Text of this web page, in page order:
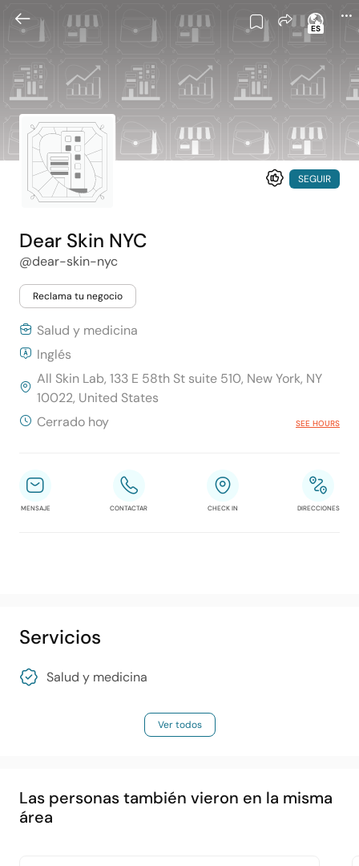
ES
SEGUIR
Dear Skin NYC
@dear-skin-nyc
Reclama tu negocio
Salud y medicina
Inglés
All Skin Lab, 133 E 58th St suite 510, New York, NY
10022, United States
Cerrado hoy
SEE HOURS
MENSAJE CONTACTAR CHECK IN DIRECCIONES
Servicios
Salud y medicina
Ver todos
Las personas también vieron en la misma
área